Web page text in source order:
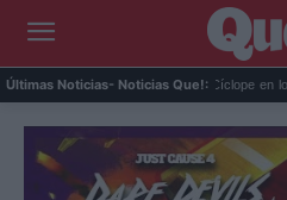
Últimas Noticias- Noticias Que!:
Kit Connor será Cíclope en los X-